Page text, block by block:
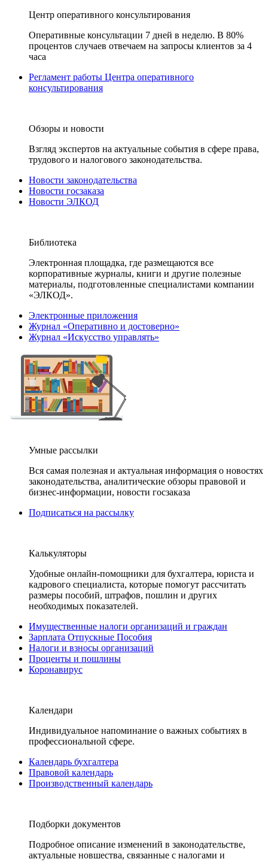
Центр оперативного консультирования
Оперативные консультации 7 дней в неделю. В 80%
процентов случаев отвечаем на запросы клиентов за 4
часа
Регламент работы Центра оперативного
консультирования
Обзоры и новости
Взгляд экспертов на актуальные события в сфере права,
трудового и налогового законодательства.
Новости законодательства
Новости госзаказа
Новости ЭЛКОД
Библиотека
Электронная площадка, где размещаются все
корпоративные журналы, книги и другие полезные
материалы, подготовленные специалистами компании
«ЭЛКОД».
Электронные приложения
Журнал «Оперативно и достоверно»
Журнал «Искусство управлять»
Умные рассылки
Вся самая полезная и актуальная информация о новостях
законодательства, аналитические обзоры правовой и
бизнес-информации, новости госзаказа
Подписаться на рассылку
Калькуляторы
Удобные онлайн-помощники для бухгалтера, юриста и
кадрового специалиста, которые помогут рассчитать
размеры пособий, штрафов, пошлин и других
необходимых показателей.
Имущественные налоги организаций и граждан
Зарплата Отпускные Пособия
Налоги и взносы организаций
Проценты и пошлины
Коронавирус
Календари
Индивидуальное напоминание о важных событиях в
профессиональной сфере.
Календарь бухгалтера
Правовой календарь
Производственный календарь
Подборки документов
Подробное описание изменений в законодательстве,
актуальные новшества, связанные с налогами и